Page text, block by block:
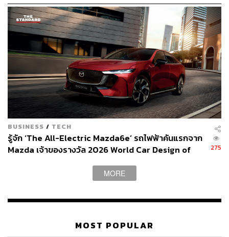
BUSINESS / TECH
รู้จัก ‘The All-Electric Mazda6e’ รถไฟฟ้าคันแรกจาก
Mazda เจ้าของรางวัล 2026 World Car Design of
275
MORE
MOST POPULAR